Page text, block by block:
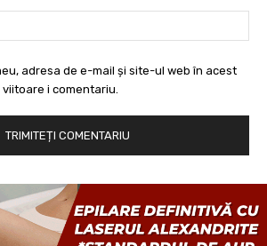
adresa de e-mail și site-ul web în acest
i comentariu.